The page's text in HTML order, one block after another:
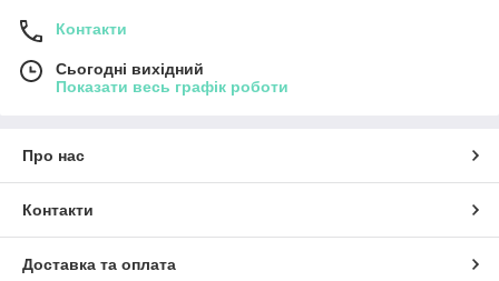
Контакти
Сьогодні вихідний
Показати весь графік роботи
Про нас
Контакти
Доставка та оплата